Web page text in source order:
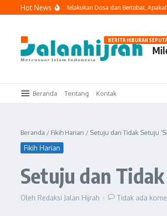
Lewati ke konten
Hot News
Berulang Kali Melakukan Dosa dan Bertobat, Apakah
BERITA HIBURAN
Beranda Tentang Kontak
Beranda / Fikih Harian / Setuju dan Tidak Setuju
Fikih Harian
Setuju dan
Oleh Redaksi Jalan Hijrah Tidak ada